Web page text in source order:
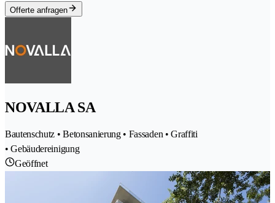
Offerte anfragen
NOVALLA SA
Bautenschutz • Betonsanierung • Fassaden • Graffiti
• Gebäudereinigung
Geöffnet